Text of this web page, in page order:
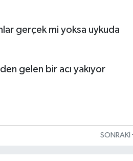
gerçek mi yoksa uykuda
gelen bir acı yakıyor
SONRAKI